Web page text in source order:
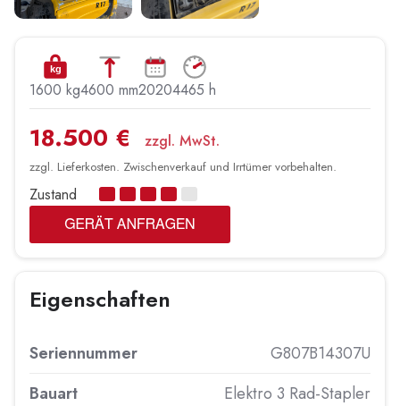
kg
1600 kg4600 mm20204465 h
18.500 € zzgl. MwSt.
zzgl. Lieferkosten. Zwischenverkauf und Irrtümer vorbehalten.
Zustand
Eigenschaften
Seriennummer
G807B14307U
Bauart
Elektro 3 Rad-Stapler